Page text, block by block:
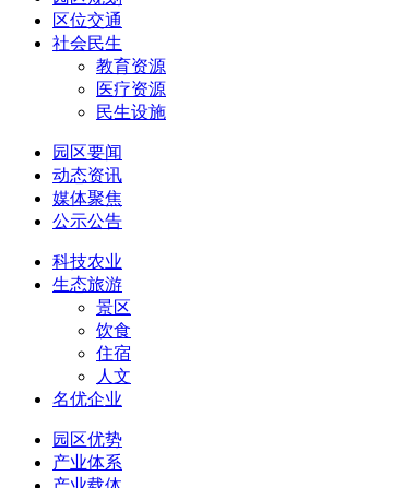
区位交通
社会民生
教育资源
医疗资源
民生设施
园区要闻
动态资讯
媒体聚焦
公示公告
科技农业
生态旅游
景区
饮食
住宿
人文
名优企业
园区优势
产业体系